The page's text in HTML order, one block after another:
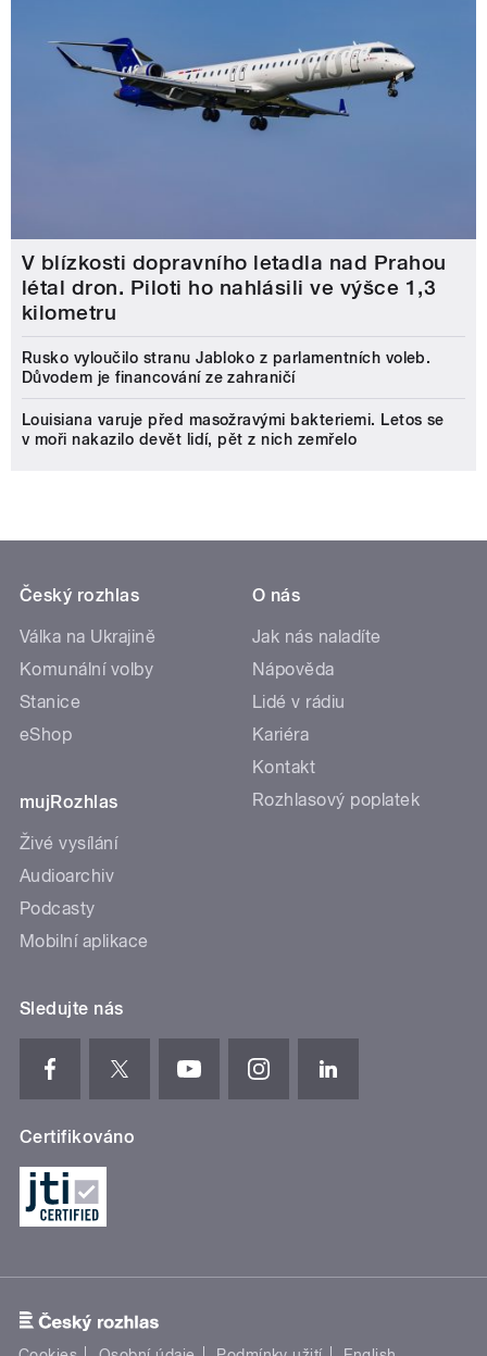
V blízkosti dopravního letadla nad Prahou
létal dron. Piloti ho nahlásili ve výšce 1,3
kilometru
Rusko vyloučilo stranu Jabloko z parlamentních voleb.
Důvodem je financování ze zahraničí
Louisiana varuje před masožravými bakteriemi. Letos se
v moři nakazilo devět lidí, pět z nich zemřelo
Český rozhlas
Válka na Ukrajině
Komunální volby
Stanice
eShop
mujRozhlas
Živé vysílání
Audioarchiv
Podcasty
Mobilní aplikace
O nás
Jak nás naladíte
Nápověda
Lidé v rádiu
Kariéra
Kontakt
Rozhlasový poplatek
Sledujte nás
Certifikováno